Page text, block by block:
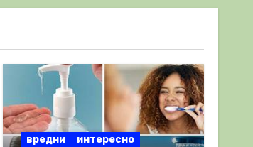
вредни интересно